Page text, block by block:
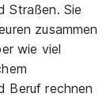
Straßen. Sie
zusammen
wie viel
Beruf rechnen